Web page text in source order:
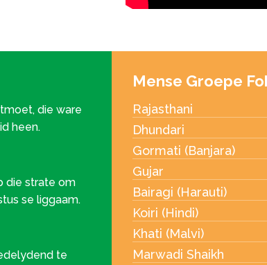
die ware
heen.
die strate om
se liggaam.
te
Mense Groepe
Rajasthani
Dhundari
Gormati (Banjara)
Gujar
Bairagi (Harauti)
Koiri (Hindi)
Khati (Malvi)
Marwadi Shaikh